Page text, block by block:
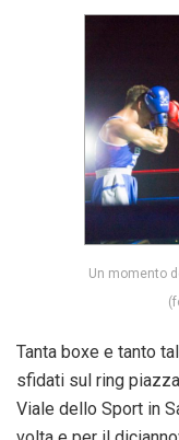
Un momento
Tanta boxe e tanto
sfidati sul ring
Viale dello Sport in